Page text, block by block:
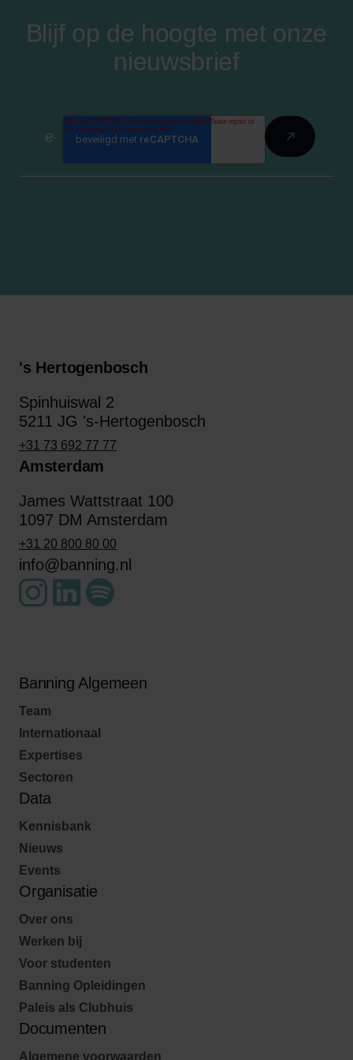
Blijf op de hoogte met onze
nieuwsbrief
's Hertogenbosch
Spinhuiswal 2
5211 JG 's-Hertogenbosch
+31 73 692 77 77
Amsterdam
James Wattstraat 100
1097 DM Amsterdam
+31 20 800 80 00
info@banning.nl
Banning Algemeen
Team
Internationaal
Expertises
Sectoren
Data
Kennisbank
Nieuws
Events
Organisatie
Over ons
Werken bij
Voor studenten
Banning Opleidingen
Paleis als Clubhuis
Documenten
Algemene voorwaarden